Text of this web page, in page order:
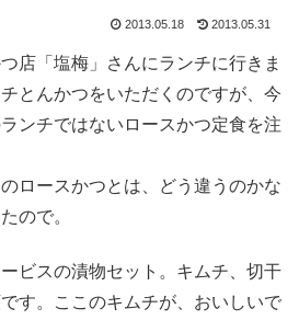
2013.05.18 2013.05.31
店「塩梅」さんにランチに行きま
とんかつをいただくのですが、今
ンチではないロースかつ定食を注
ロースかつとは、どう違うのかな
ので。
ビスの漬物セット。キムチ、切干
す。ここのキムチが、おいしいで